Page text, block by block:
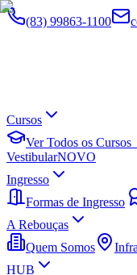
(83) 99863-1100
Cursos
Ver Todos os
VestibularNOVO
Ingresso
Formas de Ingresso
A Rebouças
Quem Somos
HUB